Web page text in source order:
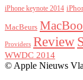
iPhone keynote 2014
MacBeurs
Providers Review
WWDC 2014
© Apple Nieuws